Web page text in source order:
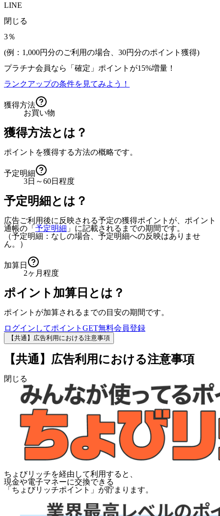
LINE
閉じる
3％
(例：1,000円分のご利用の場合、 30円分のポイント獲得)
プラチナ会員なら
「確定」 ポイントが15%増量！
ランクアップの条件を見てみよう！
獲得方法
お買い物
獲得方法とは？
ポイントを獲得する方法の概略です。
予定明細
3日～60日程度
予定明細とは？
広告ご利用後に反映される予定の獲得ポイントが、ポイント
通帳の「 予定明細 」に記載されるまでの期間です。
（予定明細：なしの場合、予定明細への反映はありませ
ん。）
加算日
2ヶ月程度
ポイント加算日とは？
ポイントが加算されるまでの目安の期間です。
ログインしてポイントGET無料会員登録
【共通】広告利用における注意事項
【共通】広告利用における注意事項
閉じる
ちょびリッチを経由して利用すると、
現金や電子マネーに交換できる
「 ちょびリッチポイント 」が貯まります。